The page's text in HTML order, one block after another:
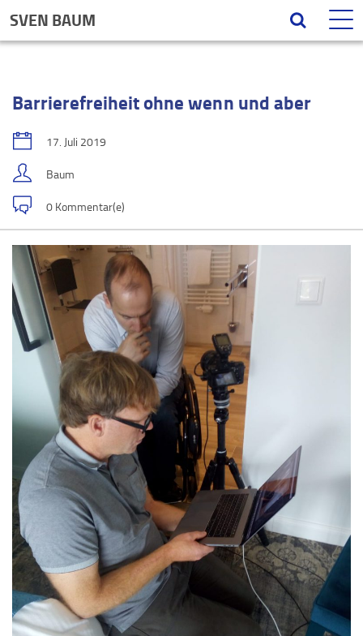
SVEN BAUM
Barrierefreiheit ohne wenn und aber
17. Juli 2019
Baum
0 Kommentar(e)